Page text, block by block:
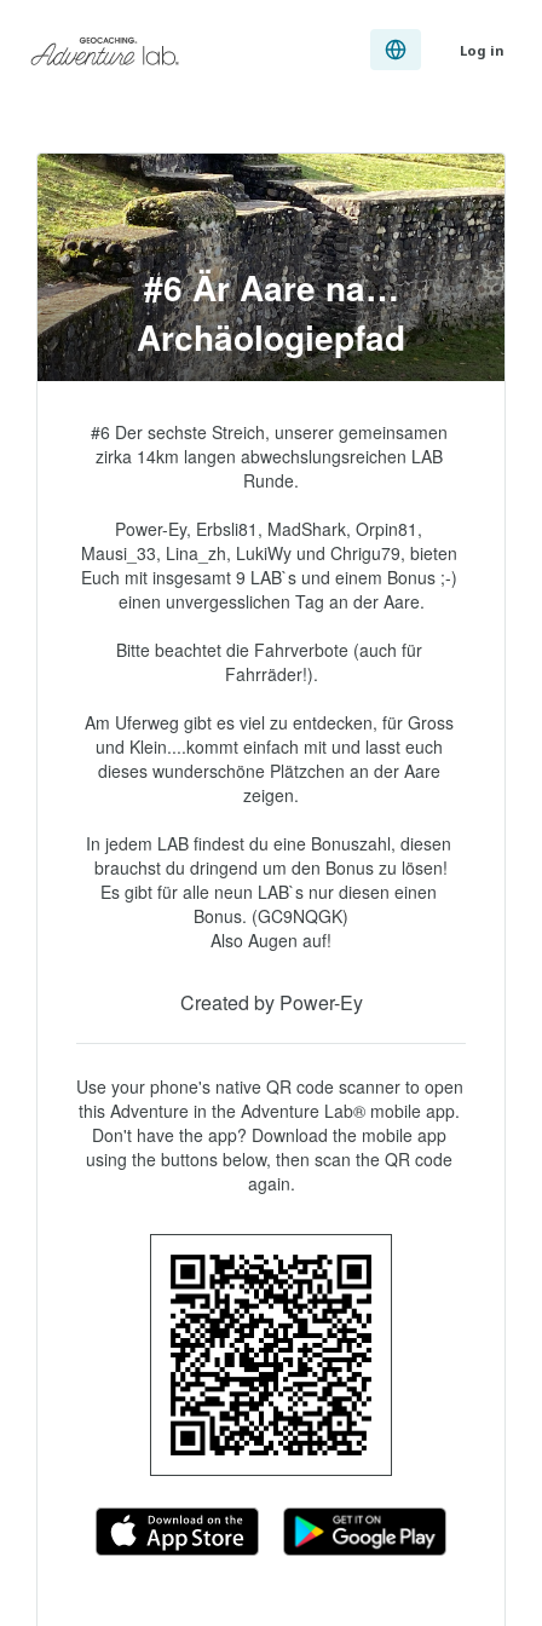
Log in
#6 Är Aare na…
Archäologiepfad
#6 Der sechste Streich, unserer gemeinsamen
zirka 14km langen abwechslungsreichen LAB
Runde.
Power-Ey, Erbsli81, MadShark, Orpin81,
Mausi_33, Lina_zh, LukiWy und Chrigu79, bieten
Euch mit insgesamt 9 LAB`s und einem Bonus ;-)
einen unvergesslichen Tag an der Aare.
Bitte beachtet die Fahrverbote (auch für
Fahrräder!).
Am Uferweg gibt es viel zu entdecken, für Gross
und Klein....kommt einfach mit und lasst euch
dieses wunderschöne Plätzchen an der Aare
zeigen.
In jedem LAB findest du eine Bonuszahl, diesen
brauchst du dringend um den Bonus zu lösen!
Es gibt für alle neun LAB`s nur diesen einen
Bonus. (GC9NQGK)
Also Augen auf!
Created by Power-Ey
Use your phone's native QR code scanner to open
this Adventure in the Adventure Lab® mobile app.
Don't have the app? Download the mobile app
using the buttons below, then scan the QR code
again.